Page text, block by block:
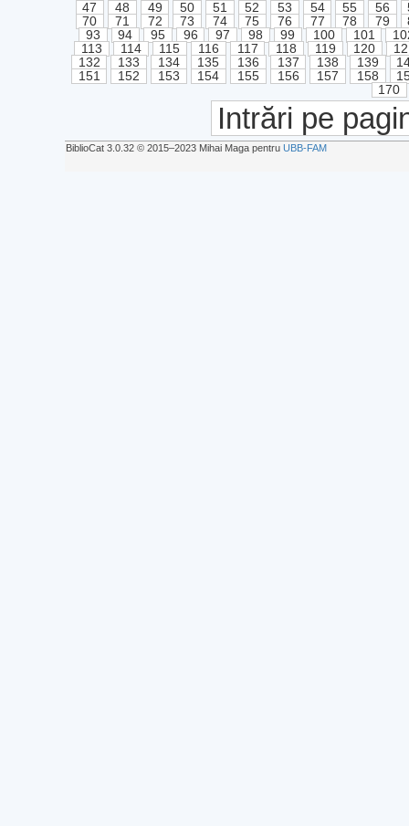
47
48 49 50 51 52 53 54 55 56
70
71 72 73 74 75 76 77 78 79
93
94 95 96 97 98 99 100 101
113
114 115 116 117 118 119 120
132
133 134 135 136 137 138 139
151
152 153 154 155 156 157 158
170
Intrări pe
BiblioCat 3.0.32 © 2015‒2023 Mihai Maga pentru UBB-FAM